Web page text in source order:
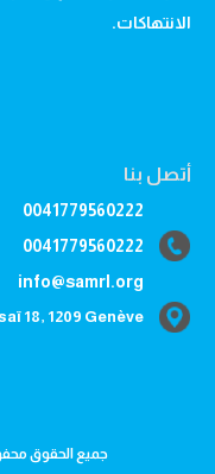
الانتهاكات.
أتصل بنا
0041779560222
0041779560222
info@samrl.org
18, 1209 Genève
جميع الحقوق محفوظة